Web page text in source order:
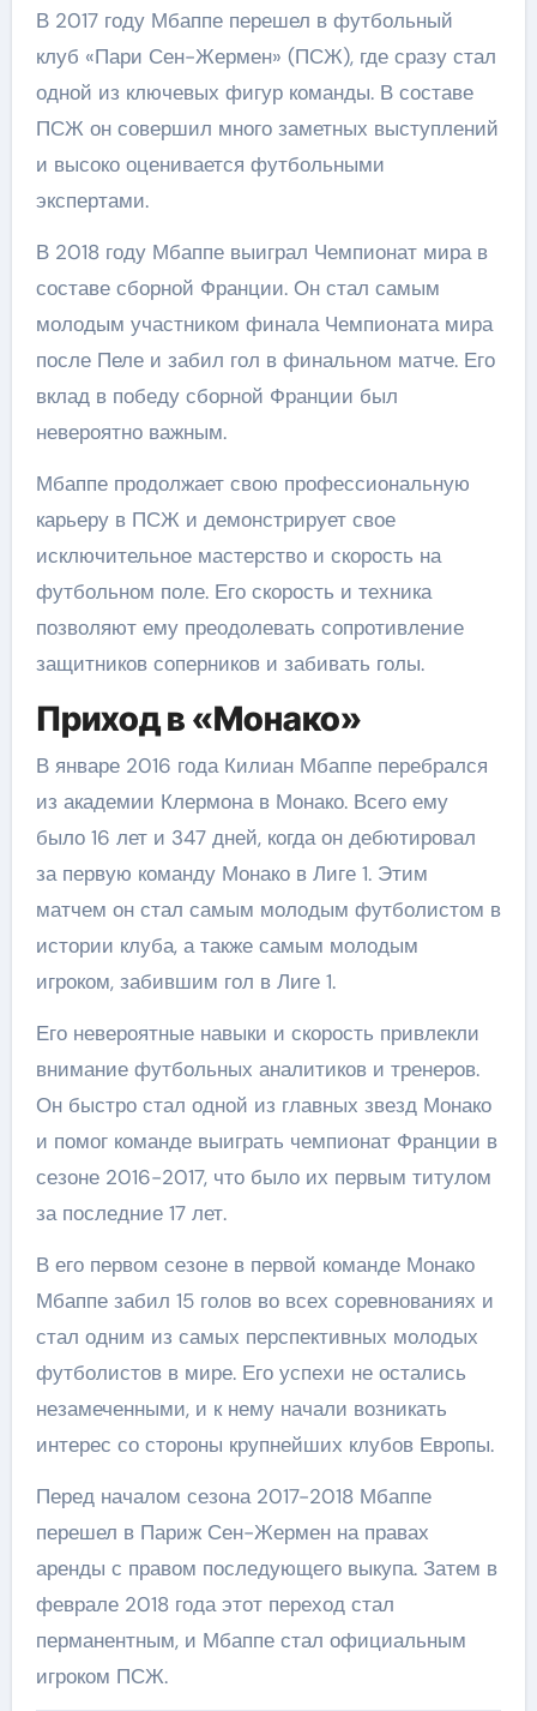
В 2017 году Мбаппе перешел в футбольный
клуб «Пари Сен-Жермен» (ПСЖ), где сразу стал
одной из ключевых фигур команды. В составе
ПСЖ он совершил много заметных выступлений
и высоко оценивается футбольными
экспертами.
В 2018 году Мбаппе выиграл Чемпионат мира в
составе сборной Франции. Он стал самым
молодым участником финала Чемпионата мира
после Пеле и забил гол в финальном матче. Его
вклад в победу сборной Франции был
невероятно важным.
Мбаппе продолжает свою профессиональную
карьеру в ПСЖ и демонстрирует свое
исключительное мастерство и скорость на
футбольном поле. Его скорость и техника
позволяют ему преодолевать сопротивление
защитников соперников и забивать голы.
Приход в «Монако»
В январе 2016 года Килиан Мбаппе перебрался
из академии Клермона в Монако. Всего ему
было 16 лет и 347 дней, когда он дебютировал
за первую команду Монако в Лиге 1. Этим
матчем он стал самым молодым футболистом в
истории клуба, а также самым молодым
игроком, забившим гол в Лиге 1.
Его невероятные навыки и скорость привлекли
внимание футбольных аналитиков и тренеров.
Он быстро стал одной из главных звезд Монако
и помог команде выиграть чемпионат Франции в
сезоне 2016-2017, что было их первым титулом
за последние 17 лет.
В его первом сезоне в первой команде Монако
Мбаппе забил 15 голов во всех соревнованиях и
стал одним из самых перспективных молодых
футболистов в мире. Его успехи не остались
незамеченными, и к нему начали возникать
интерес со стороны крупнейших клубов Европы.
Перед началом сезона 2017-2018 Мбаппе
перешел в Париж Сен-Жермен на правах
аренды с правом последующего выкупа. Затем в
феврале 2018 года этот переход стал
перманентным, и Мбаппе стал официальным
игроком ПСЖ.